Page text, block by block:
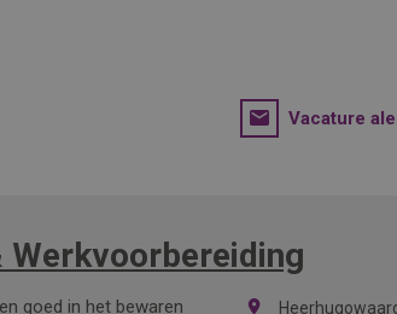
Vacature
Werkvoorbereiding
goed in het bewaren